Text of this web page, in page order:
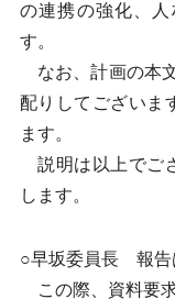
の連携の強化、
す。
なお、計画の本
配りしてございま
ます。
説明は以上でご
します。
○早坂委員長 報告
この際、資料要